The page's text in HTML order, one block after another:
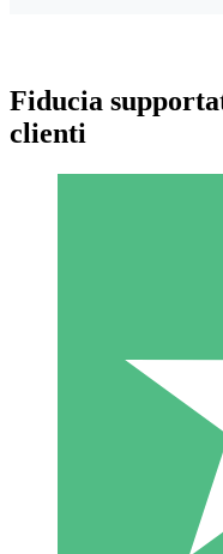
Pacchetti
Paga a consumo con
Fiducia
clienti